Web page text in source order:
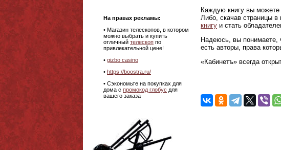
На правах рекламы:
• Магазин телескопов, в котором
можно выбрать и купить
отличный телескоп по
привлекательной цене!
• gizbo casino
• https://boostra.ru/
• Сэкономьте на покупках для
дома с промокод глобус для
вашего заказа
Каждую книгу вы можете
Либо, скачав страницы
книгу и стать
Надеюсь, вы понимаете,
есть авторы, права
«Кабинетъ» всегда